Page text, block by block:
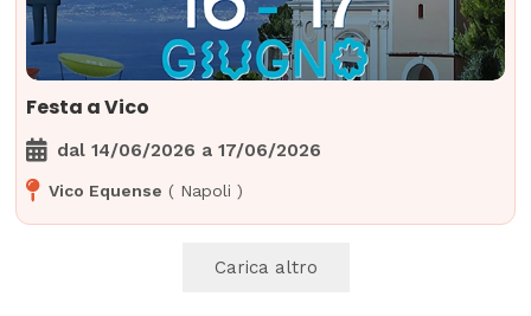
Festa a Vico
dal14/06/2026 a 17/06/2026
Vico Equense ( Napoli )
Carica altro